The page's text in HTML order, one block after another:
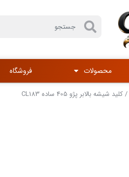
محصولات فروشگاه
/ کلید شیشه بالابر پژو 405 ساده CL183